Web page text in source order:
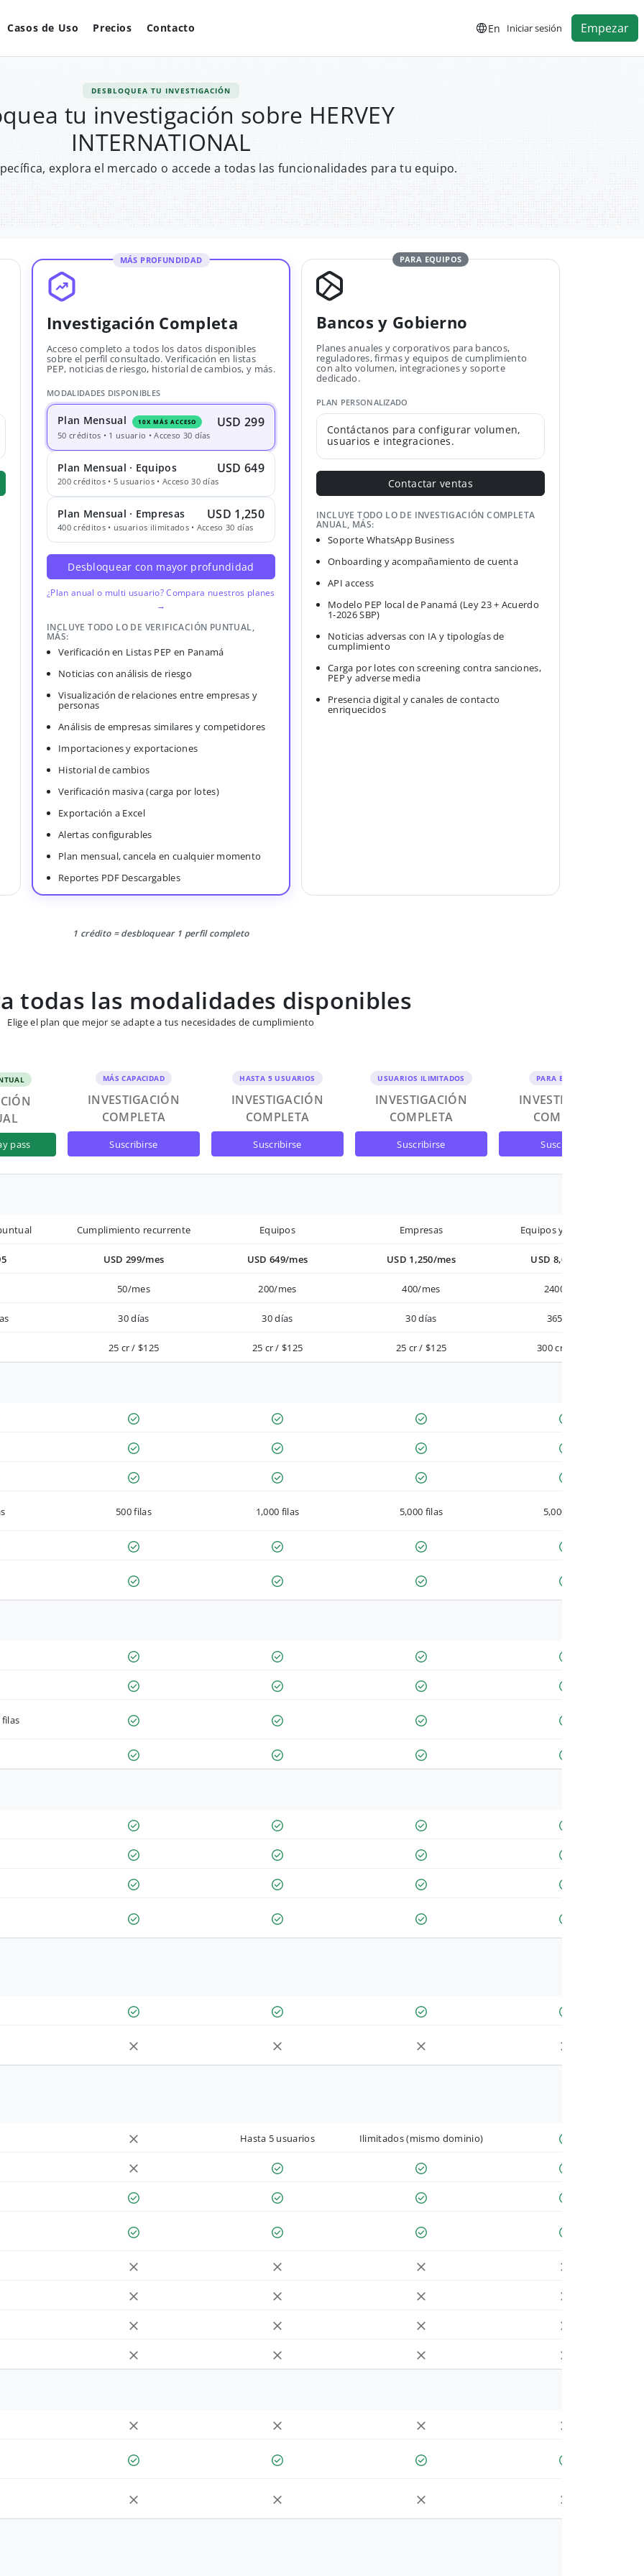
Casos de Uso Precios Contacto En Iniciar sesión Empezar
DESBLOQUEA TU INVESTIGACIÓN
tu investigación sobre HERVEY
INTERNATIONAL
explora el mercado o accede a todas las funcionalidades para tu equipo.
MÁS PROFUNDIDAD
Investigación Completa
Acceso completo a todos los datos disponibles
sobre el perfil consultado. Verificación en listas
PEP, noticias de riesgo, historial de cambios, y más.
MODALIDADES DISPONIBLES
Plan Mensual 10X MÁS ACCESO USD 299
50 créditos • 1 usuario • Acceso 30 días
Plan Mensual · Equipos USD 649
200 créditos • 5 usuarios • Acceso 30 días
Plan Mensual · Empresas USD 1,250
400 créditos • usuarios ilimitados • Acceso 30 días
Desbloquear con mayor profundidad
¿Plan anual o multi usuario? Compara nuestros planes
→
INCLUYE TODO LO DE VERIFICACIÓN PUNTUAL,
MÁS:
Verificación en Listas PEP en Panamá
Noticias con análisis de riesgo
Visualización de relaciones entre empresas y
personas
Análisis de empresas similares y competidores
Importaciones y exportaciones
Historial de cambios
Verificación masiva (carga por lotes)
Exportación a Excel
Alertas configurables
Plan mensual, cancela en cualquier momento
Reportes PDF Descargables
PARA EQUIPOS
Bancos y Gobierno
Planes anuales y corporativos para bancos,
reguladores, firmas y equipos de cumplimiento
con alto volumen, integraciones y soporte
dedicado.
PLAN PERSONALIZADO
Contáctanos para configurar volumen,
usuarios e integraciones.
Contactar ventas
INCLUYE TODO LO DE INVESTIGACIÓN COMPLETA
ANUAL, MÁS:
Soporte WhatsApp Business
Onboarding y acompañamiento de cuenta
API access
Modelo PEP local de Panamá (Ley 23 + Acuerdo
1-2026 SBP)
Noticias adversas con IA y tipologías de
cumplimiento
Carga por lotes con screening contra sanciones,
PEP y adverse media
Presencia digital y canales de contacto
enriquecidos
1 crédito = desbloquear 1 perfil completo
todas las modalidades disponibles
Elige el plan que mejor se adapte a tus necesidades de cumplimiento
pass
MÁS CAPACIDAD
INVESTIGACIÓN
COMPLETA
suscribirse
HASTA 5 USUARIOS
INVESTIGACIÓN
COMPLETA
suscribirse
USUARIOS ILIMITADOS
INVESTIGACIÓN
COMPLETA
suscribirse
PARA EQUIPOS
INVESTIGACIÓN
COMPLETA
suscribirse
Cumplimiento recurrente Equipos Empresas Equipos y Empresas
USD 299/mes USD 649/mes USD 1,250/mes USD 8,000/año
50/mes 200/mes 400/mes 2400/año
30 días 30 días 30 días 365 días
25 cr / $125 25 cr / $125 25 cr / $125 300 cr / $900
500 filas 1,000 filas 5,000 filas 5,000 filas
filas
Hasta 5 usuarios Ilimitados (mismo dominio)